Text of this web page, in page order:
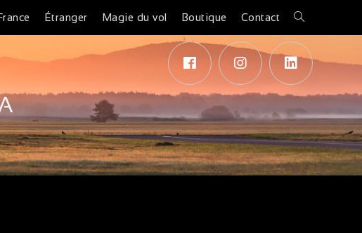
Étranger Magie du vol Boutique Contact